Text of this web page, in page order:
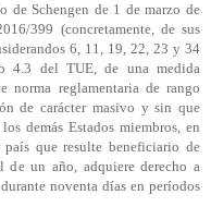
Schengen de 1 de marzo de
399 (concretamente, de sus
6, 11, 19, 22, 23 y 34
4.3 del TUE, de una medida
norma reglamentaria de rango
de carácter masivo y sin que
demás Estados miembros, en
que resulte beneficiario de
de un año, adquiere derecho a
noventa días en períodos